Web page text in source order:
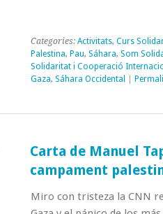
Categories: Activitats, Curs
Palestina, Pau, Sáhara, Som
Solidaritat i Cooperació
Gaza, Sáhara Occidental
Carta de Manuel
campament
Miro con tristeza la CNN